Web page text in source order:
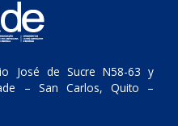
José de Sucre N58-63 y
– San Carlos, Quito –